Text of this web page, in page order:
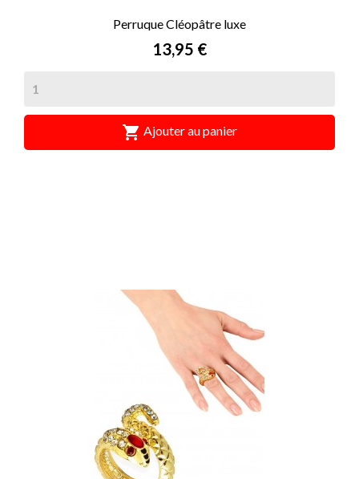
Perruque Cléopâtre luxe
Prix
13,95 €
 Ajouter au panier